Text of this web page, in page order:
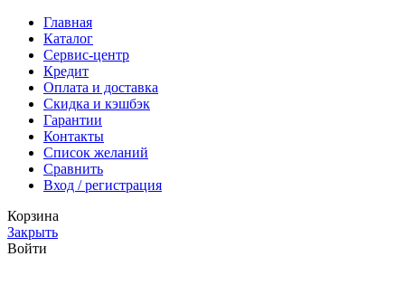
Главная
Каталог
Сервис-центр
Кредит
Оплата и доставка
Скидка и кэшбэк
Гарантии
Контакты
Список желаний
Сравнить
Вход / регистрация
Корзина
Закрыть
Войти